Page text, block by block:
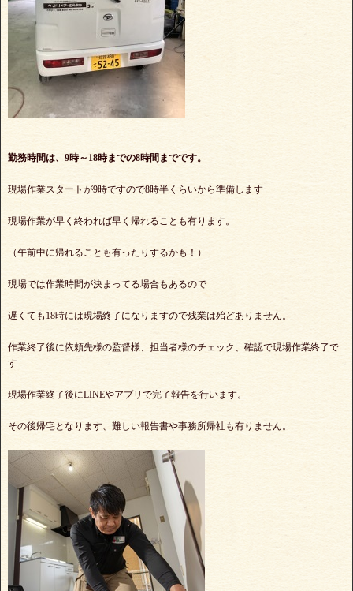
勤務時間は、9時～18時までの8時間までです。
現場作業スタートが9時ですので8時半くらいから準備します
現場作業が早く終われば早く帰れることも有ります。
（午前中に帰れることも有ったりするかも！）
現場では作業時間が決まってる場合もあるので
遅くても18時には現場終了になりますので残業は殆どありません。
作業終了後に依頼先様の監督様、担当者様のチェック、確認で現場作業終了で
す
現場作業終了後にLINEやアプリで完了報告を行います。
その後帰宅となります、難しい報告書や事務所帰社も有りません。